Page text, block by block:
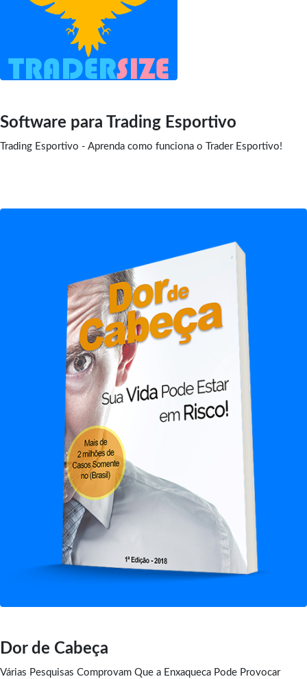
Software para Trading Esportivo
Trading Esportivo - Aprenda como funciona o Trader Esportivo!
Dor de Cabeça
Várias Pesquisas Comprovam Que a Enxaqueca Pode Provocar